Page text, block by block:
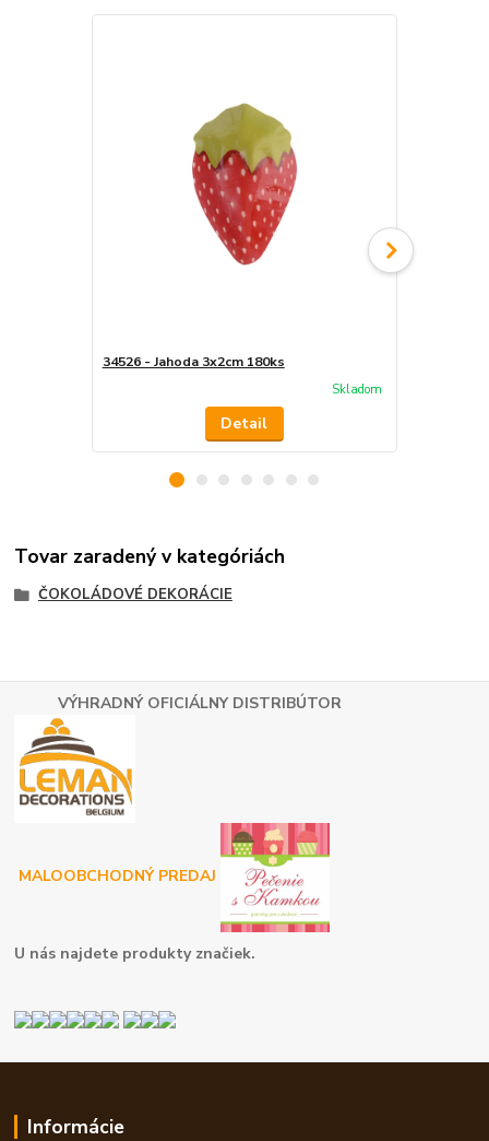
34526 - Jahoda 3x2cm 180ks
Skladom
Detail
Tovar zaradený v kategóriách
ČOKOLÁDOVÉ DEKORÁCIE
VÝHRADNÝ OFICIÁLNY DISTRIBÚTOR
MALOOBCHODNÝ PREDAJ
U nás najdete produkty značiek.
Informácie